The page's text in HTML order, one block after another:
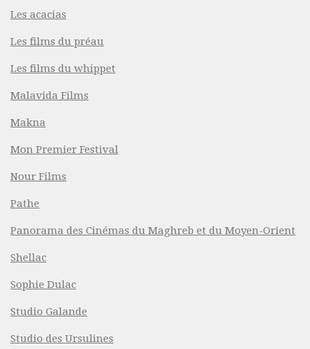
Les acacias
Les films du préau
Les films du whippet
Malavida Films
Makna
Mon Premier Festival
Nour Films
Pathe
Panorama des Cinémas du Maghreb et du Moyen-Orient
Shellac
Sophie Dulac
Studio Galande
Studio des Ursulines